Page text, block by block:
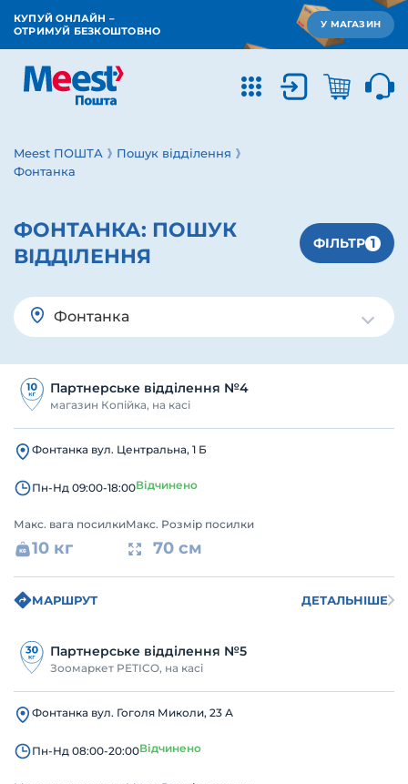
КУПУЙ ОНЛАЙН –
ОТРИМУЙ БЕЗКОШТОВНО
У МАГАЗИН
Meest ПОШТА
Пошук відділення
Фонтанка
ФОНТАНКА: ПОШУК
ВІДДІЛЕННЯ
ФІЛЬТР 1
Фонтанка
Партнерське відділення №4
магазин Копійка, на касі
Фонтанка вул. Центральна, 1 Б
Пн-Нд 09:00-18:00Відчинено
Макс. вага посилки
10 кг
Макс. Розмір посилки
70 см
МАРШРУТ ДЕТАЛЬНІШЕ
Партнерське відділення №5
Зоомаркет PETICO, на касі
Фонтанка вул. Гоголя Миколи, 23 А
Пн-Нд 08:00-20:00Відчинено